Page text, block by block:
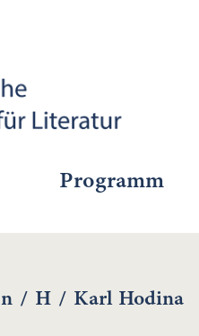
Programm
/ H / Karl Hodina